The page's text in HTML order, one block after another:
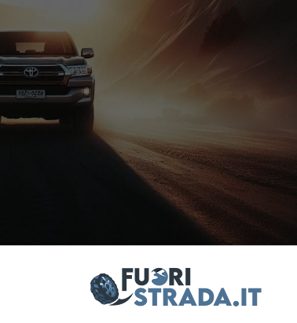
Hybrid, con il cambio che è un otto rapporti